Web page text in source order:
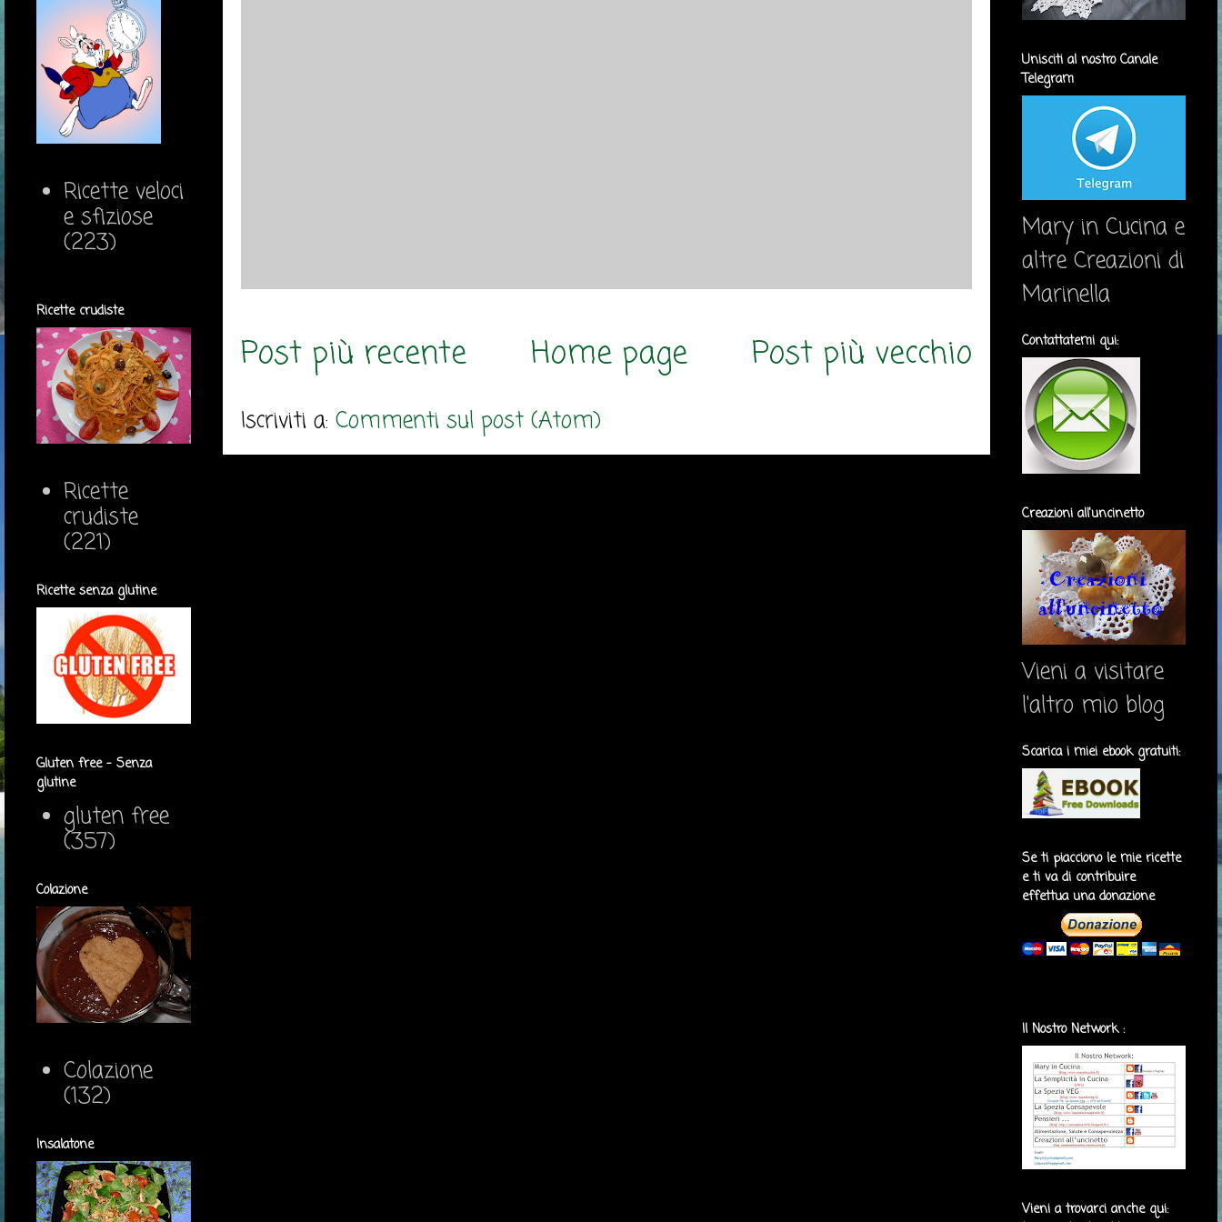
Post più recente Post più vecchio
Home page
Iscriviti a: Commenti sul post (Atom)
Ricette veloci
e sfiziose
(223)
Ricette crudiste
Ricette
crudiste
(221)
Ricette senza glutine
Gluten free - Senza
glutine
gluten free
(357)
Colazione
Colazione
(132)
Insalatone
Unisciti al nostro Canale
Telegram
Mary in Cucina e
altre Creazioni di
Marinella
Contattatemi qui:
Creazioni all'uncinetto
Vieni a visitare
l'altro mio blog
Scarica i miei ebook gratuiti:
Se ti piacciono le mie ricette
e ti va di contribuire
effettua una donazione
Il Nostro Network :
Vieni a trovarci anche qui: